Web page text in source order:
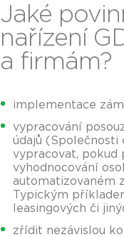
Jaké
nařízení
a firmám?
implementace
vypracování
údajů (Společnosti
vypracovat, pokud
vyhodnocování
automatizovaném
Typickým
leasingových či
zřídit nezávislou